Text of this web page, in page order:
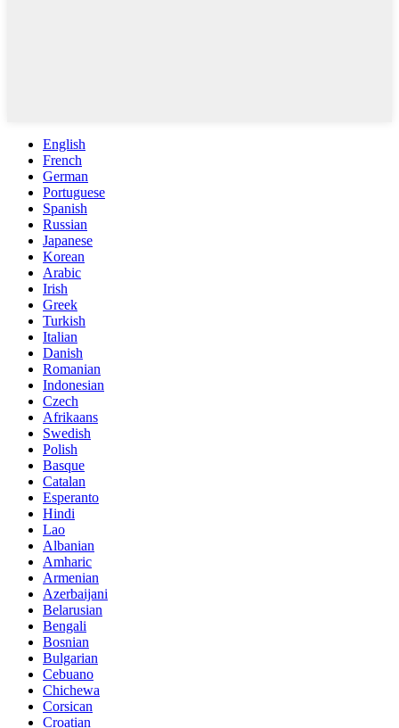
English
French
German
Portuguese
Spanish
Russian
Japanese
Korean
Arabic
Irish
Greek
Turkish
Italian
Danish
Romanian
Indonesian
Czech
Afrikaans
Swedish
Polish
Basque
Catalan
Esperanto
Hindi
Lao
Albanian
Amharic
Armenian
Azerbaijani
Belarusian
Bengali
Bosnian
Bulgarian
Cebuano
Chichewa
Corsican
Croatian